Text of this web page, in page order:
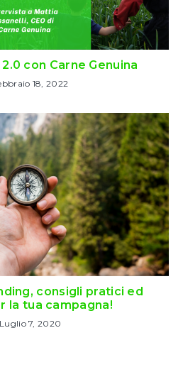
con Carne Genuina
18, 2022
consigli pratici ed
la tua campagna!
Luglio 7, 2020